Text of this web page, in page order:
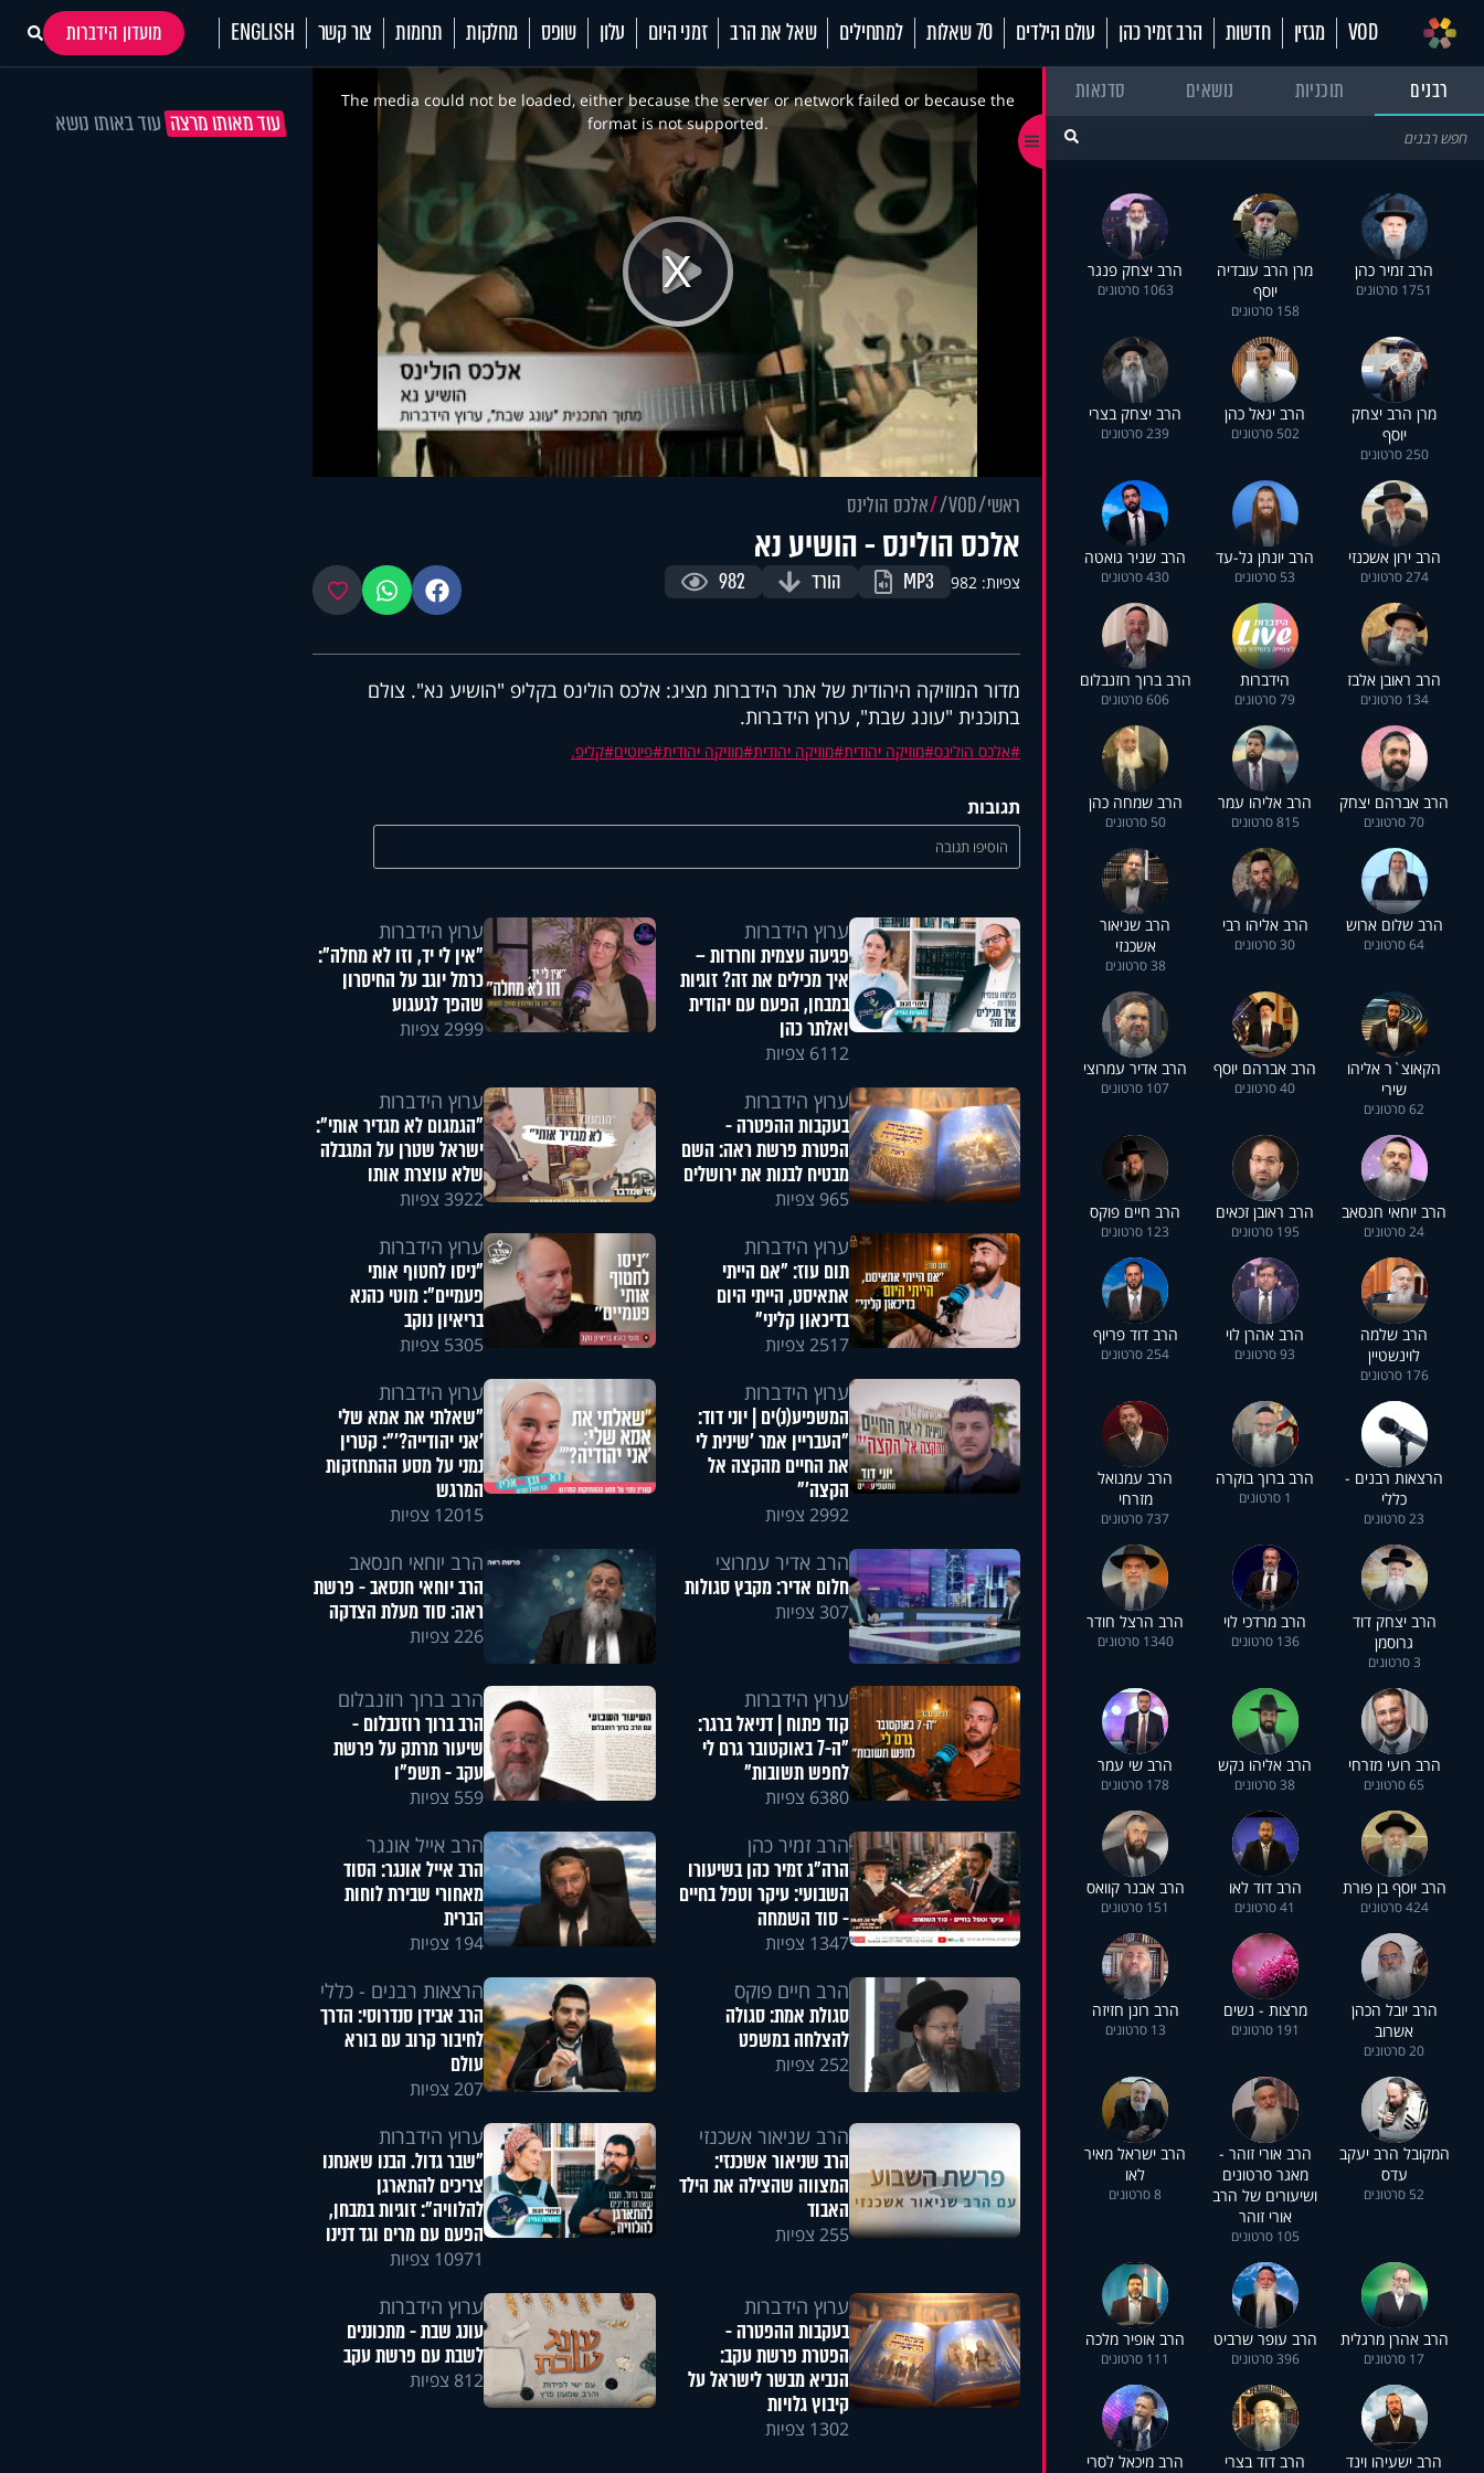
VOD מגזין חדשות הרב זמיר כהן עולם הילדים 70 שאלות למתחילים שאל את הרב זמני היום עלון שופס מחלקות תרומות צור קשר ENGLISH
מועדון הידברות
רבנים
תוכניות נושאים סדנאות
הרב זמיר כהן
1751 סרטונים
מרן הרב עובדיה
יוסף
158 סרטונים
הרב יצחק פנגר
1063 סרטונים
מרן הרב יצחק
יוסף
250 סרטונים
הרב יגאל כהן
502 סרטונים
הרב יצחק בצרי
239 סרטונים
הרב ירון אשכנזי
274 סרטונים
הרב יונתן גל-עד
53 סרטונים
הרב שניר גואטה
430 סרטונים
הרב ראובן אלבז
134 סרטונים
הידברות
79 סרטונים
הרב ברוך רוזנבלום
606 סרטונים
הרב אברהם יצחק
70 סרטונים
הרב אליהו עמר
815 סרטונים
הרב שמחה כהן
50 סרטונים
הרב שלום ארוש
64 סרטונים
הרב אליהו רבי
30 סרטונים
הרב שניאור
אשכנזי
38 סרטונים
הקאוצ`ר אליהו
שירי
62 סרטונים
הרב אברהם יוסף
40 סרטונים
הרב אדיר עמרוצי
107 סרטונים
הרב יוחאי חנסאב
24 סרטונים
הרב ראובן זכאים
195 סרטונים
הרב חיים פוקס
123 סרטונים
הרב שלמה
לוינשטיין
176 סרטונים
הרב אהרן לוי
93 סרטונים
הרב דוד פריוף
254 סרטונים
הרצאות רבנים -
כללי
23 סרטונים
הרב ברוך בוקרה
1 סרטונים
הרב עמנואל
מזרחי
737 סרטונים
הרב יצחק דוד
גרוסמן
3 סרטונים
הרב מרדכי לוי
136 סרטונים
הרב הרצל חודר
1340 סרטונים
הרב רועי מזרחי
65 סרטונים
הרב אליהו נקש
38 סרטונים
הרב שי עמר
178 סרטונים
הרב יוסף בן פורת
424 סרטונים
הרב דוד לאו
41 סרטונים
הרב אבנר קוואס
151 סרטונים
הרב יובל הכהן
אשרוב
20 סרטונים
מרצות - נשים
191 סרטונים
הרב רונן חזיזה
13 סרטונים
המקובל הרב יעקב
עדס
52 סרטונים
הרב אורי זוהר -
מאגר סרטונים
ושיעורים של הרב
אורי זוהר
105 סרטונים
הרב ישראל מאיר
לאו
8 סרטונים
הרב אהרן מרגלית
17 סרטונים
הרב עופר שרביט
396 סרטונים
הרב אופיר מלכה
111 סרטונים
הרב ישעיהו וינד הרב דוד בצרי הרב מיכאל לסרי
Play
Video
This
modalThe media could not be loaded, either because the server or network failed or because the
format is not supported.
ראשי VOD אלכס הולינס
אלכס הולינס - הושיע נא
צפיות: 982 MP3 הורד 982 פייסבוקווטסאפ מועדפים
מדור המוזיקה היהודית של אתר הידברות מציג: אלכס הולינס בקליפ "הושיע נא". צולם
בתוכנית "עונג שבת", ערוץ הידברות.
אלכס הולינס מוזיקה יהודית מוזיקה יהודית מוזיקה יהודית פיוטים קליפ.
תגובות
הוסיפו תגובה
ערוץ הידברות
פגיעה עצמית וחרדות –
איך מכילים את זה? זוגיות
במבחן, הפעם עם יהודית
ואלתר כהן
6112 צפיות
ערוץ הידברות
"אין לי יד, וזו לא מחלה":
כרמל יוגב על החיסרון
שהפך לגעגוע
2999 צפיות
ערוץ הידברות
בעקבות ההפטרה -
הפטרת פרשת ראה: השם
מבטיח לבנות את ירושלים
965 צפיות
ערוץ הידברות
"הגמגום לא מגדיר אותי":
ישראל שטרן על המגבלה
שלא עוצרת אותו
3922 צפיות
ערוץ הידברות
תום עוז: "אם הייתי
אתאיסט, הייתי היום
בדיכאון קליני"
2517 צפיות
ערוץ הידברות
"ניסו לחטוף אותי
פעמיים": מוטי כהנא
בריאיון נוקב
5305 צפיות
ערוץ הידברות
המשפיע(נ)ים | יוני דוד:
"העבריין אמר 'שינית לי
את החיים מהקצה אל
הקצה'"
2992 צפיות
ערוץ הידברות
"שאלתי את אמא שלי
'אני יהודייה?'": קטרין
נמני על מסע ההתחזקות
המרגש
12015 צפיות
הרב אדיר עמרוצי
חלום אדיר: מקבץ סגולות
307 צפיות
הרב יוחאי חנסאב
הרב יוחאי חנסאב - פרשת
ראה: סוד מעלת הצדקה
226 צפיות
ערוץ הידברות
קוד פתוח | דניאל ברגר:
"ה-7 באוקטובר גרם לי
לחפש תשובות"
6380 צפיות
הרב ברוך רוזנבלום
הרב ברוך רוזנבלום -
שיעור מרתק על פרשת
עקב - תשפ"ו
559 צפיות
הרב זמיר כהן
הרה"ג זמיר כהן בשיעורו
השבועי: עיקר וטפל בחיים
- סוד השמחה
1347 צפיות
הרב אייל אונגר
הרב אייל אונגר: הסוד
מאחורי שבירת לוחות
הברית
194 צפיות
הרב חיים פוקס
סגולת אמת: סגולה
להצלחה במשפט
252 צפיות
הרצאות רבנים - כללי
הרב אבידן סנדרוסי: הדרך
לחיבור קרוב עם בורא
עולם
207 צפיות
הרב שניאור אשכנזי
הרב שניאור אשכנזי:
המצווה שהצילה את הילד
האבוד
255 צפיות
ערוץ הידברות
"שבר גדול. הבנו שאנחנו
צריכים להתארגן
להלוויה": זוגיות במבחן,
הפעם עם מרים וגד דנינו
10971 צפיות
ערוץ הידברות
בעקבות ההפטרה -
הפטרת פרשת עקב:
הנביא מבשר לישראל על
קיבוץ גלויות
1302 צפיות
ערוץ הידברות
עונג שבת - מתכוננים
לשבת עם פרשת עקב
812 צפיות
עוד מאותו מרצה עוד באותו נושא